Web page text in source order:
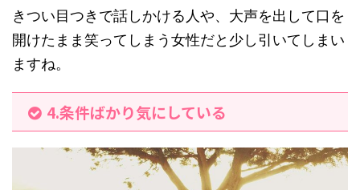
きつい目つきで話しかける人や、大声を出して口を
開けたまま笑ってしまう女性だと少し引いてしまい
ますね。
4.条件ばかり気にしている